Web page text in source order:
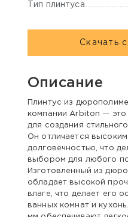
Тип плинтуса
Скачать
Описание
Плинтус из
компании Arbiton —
для создания
Он отличается высоким
долговечностью, что
выбором для любого
Изготовленный из
обладает высокой
влаге, что делает его
ванных комнат и